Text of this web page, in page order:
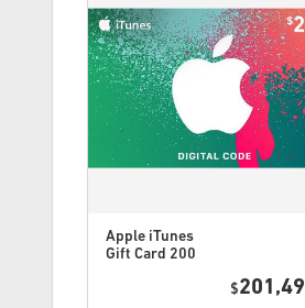
Apple iTunes
Gift Card 200
$201,49